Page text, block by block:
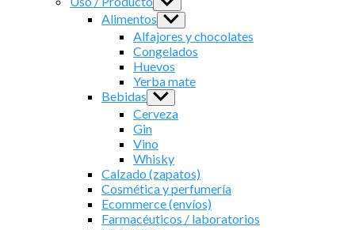
menu
sub
menu
Alimentos Show
sub
menu
Alfajores y chocolates
Congelados
Huevos
Yerba mate
Bebidas Show
sub
menu
Cerveza
Gin
Vino
Whisky
Calzado (zapatos)
Cosmética y perfumería
Ecommerce (envíos)
Farmacéuticos / laboratorios